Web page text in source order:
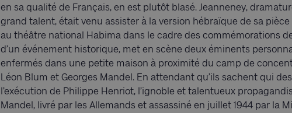
en sa qualité de Français, en est plutôt blasé. Jeanneney,
grand talent, était venu assister à la version hébraïque de sa pièce
au théâtre national Habima dans le cadre des commémorations
d’un événement historique, met en scène deux éminents
enfermés dans une petite maison à proximité du camp de
Léon Blum et Georges Mandel. En attendant qu’ils sachent qui
l’exécution de Philippe Henriot, l’ignoble et talentueux
Mandel, livré par les Allemands et assassiné en juillet 1944 par la